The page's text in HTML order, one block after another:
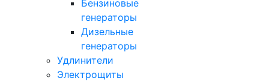
Бензиновые
генераторы
Дизельные
генераторы
Удлинители
Электрощиты